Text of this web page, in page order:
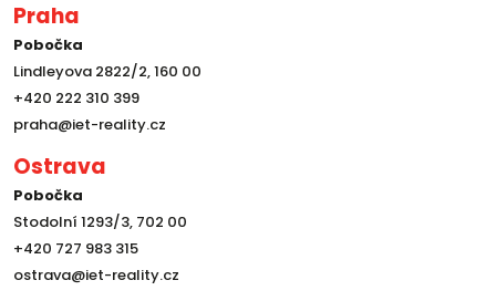
Praha
Pobočka
Lindleyova 2822/2, 160 00
+420 222 310 399
praha@iet-reality.cz
Ostrava
Pobočka
Stodolní 1293/3, 702 00
+420 727 983 315
ostrava@iet-reality.cz